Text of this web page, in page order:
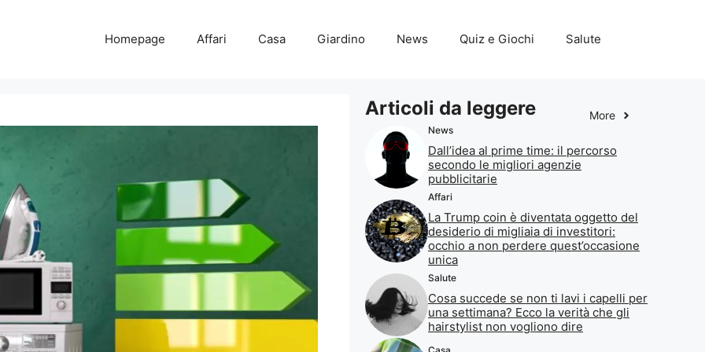
Homepage Affari Casa Giardino News Quiz e Giochi Salute
Articoli da leggere More
News
Dall’idea al prime time: il percorso
secondo le migliori agenzie
pubblicitarie
Affari
La Trump coin è diventata oggetto del
desiderio di migliaia di investitori:
occhio a non perdere quest’occasione
unica
Salute
Cosa succede se non ti lavi i capelli per
una settimana? Ecco la verità che gli
hairstylist non vogliono dire
Casa